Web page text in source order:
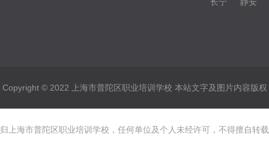
Copyright © 2022 上海市普陀区职业培训学校 本站文字及图片内容版权
归上海市普陀区职业培训学校，任何单位及个人未经许可，不得擅自转载